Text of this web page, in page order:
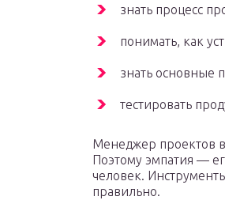
знать процесс
понимать, как
знать основные
тестировать
Менеджер проектов
Поэтому эмпатия —
человек.
правильно.